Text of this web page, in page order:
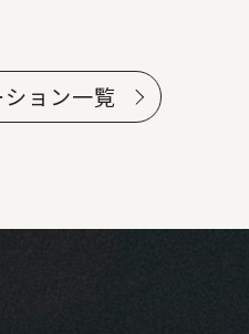
ョン一覧